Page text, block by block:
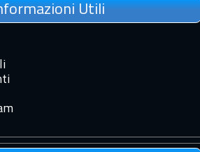
Utili